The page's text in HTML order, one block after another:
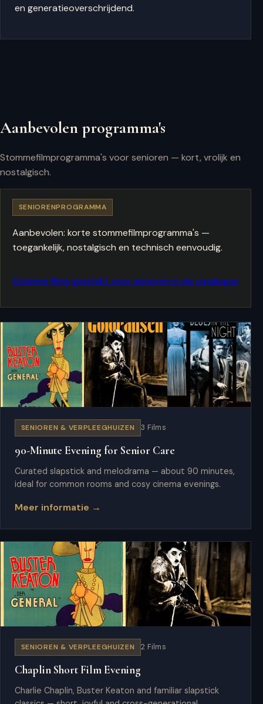
en generatieoverschrijdend.
Aanbevolen programma's
Stommefilmprogramma's voor senioren — kort, vrolijk en
nostalgisch.
SENIORENPROGRAMMA
Aanbevolen: korte stommefilmprogramma's —
toegankelijk, nostalgisch en technisch eenvoudig.
Stomme films geschikt voor senioren in de catalogus
SENIOREN & VERPLEEGHUIZEN 3 Films
90-Minute Evening for Senior Care
Curated slapstick and melodrama — about 90 minutes,
ideal for common rooms and cosy cinema evenings.
Meer informatie →
SENIOREN & VERPLEEGHUIZEN 2 Films
Chaplin Short Film Evening
Charlie Chaplin, Buster Keaton and familiar slapstick